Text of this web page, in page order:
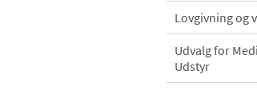
Lovgivning og
Udvalg for
Udstyr